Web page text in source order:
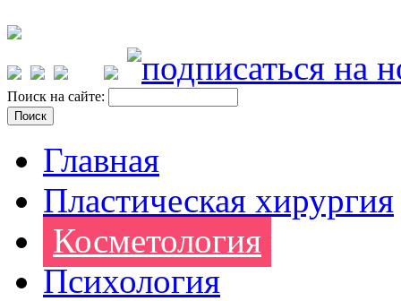
Поиск на сайте:
Главная
Пластическая хирургия
Косметология
Психология